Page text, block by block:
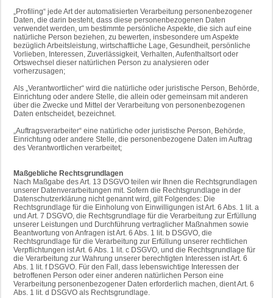
„Profiling“ jede Art der automatisierten Verarbeitung personenbezogener
Daten, die darin besteht, dass diese personenbezogenen Daten
verwendet werden, um bestimmte persönliche Aspekte, die sich auf eine
natürliche Person beziehen, zu bewerten, insbesondere um Aspekte
bezüglich Arbeitsleistung, wirtschaftliche Lage, Gesundheit, persönliche
Vorlieben, Interessen, Zuverlässigkeit, Verhalten, Aufenthaltsort oder
Ortswechsel dieser natürlichen Person zu analysieren oder
vorherzusagen;
Als „Verantwortlicher“ wird die natürliche oder juristische Person, Behörde,
Einrichtung oder andere Stelle, die allein oder gemeinsam mit anderen
über die Zwecke und Mittel der Verarbeitung von personenbezogenen
Daten entscheidet, bezeichnet.
„Auftragsverarbeiter“ eine natürliche oder juristische Person, Behörde,
Einrichtung oder andere Stelle, die personenbezogene Daten im Auftrag
des Verantwortlichen verarbeitet;
Maßgebliche Rechtsgrundlagen
Nach Maßgabe des Art. 13 DSGVO teilen wir Ihnen die Rechtsgrundlagen
unserer Datenverarbeitungen mit. Sofern die Rechtsgrundlage in der
Datenschutzerklärung nicht genannt wird, gilt Folgendes: Die
Rechtsgrundlage für die Einholung von Einwilligungen ist Art. 6 Abs. 1 lit. a
und Art. 7 DSGVO, die Rechtsgrundlage für die Verarbeitung zur Erfüllung
unserer Leistungen und Durchführung vertraglicher Maßnahmen sowie
Beantwortung von Anfragen ist Art. 6 Abs. 1 lit. b DSGVO, die
Rechtsgrundlage für die Verarbeitung zur Erfüllung unserer rechtlichen
Verpflichtungen ist Art. 6 Abs. 1 lit. c DSGVO, und die Rechtsgrundlage für
die Verarbeitung zur Wahrung unserer berechtigten Interessen ist Art. 6
Abs. 1 lit. f DSGVO. Für den Fall, dass lebenswichtige Interessen der
betroffenen Person oder einer anderen natürlichen Person eine
Verarbeitung personenbezogener Daten erforderlich machen, dient Art. 6
Abs. 1 lit. d DSGVO als Rechtsgrundlage.